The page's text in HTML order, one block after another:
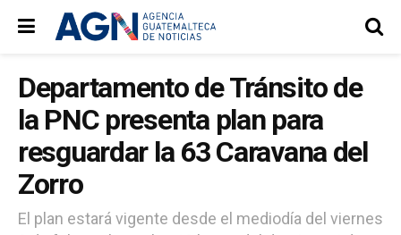
Departamento de Tránsito de
la PNC presenta plan para
resguardar la 63 Caravana del
Zorro
El plan estará vigente desde el mediodía del viernes